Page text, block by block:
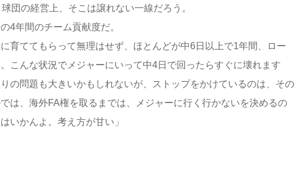
団の経営上、そこは譲れない一線だろう。
4年間のチーム貢献度だ。
育ててもらって無理はせず、ほとんどが中6日以上で1年間、ロー
こんな状況でメジャーにいって中4日で回ったらすぐに壊れます
の問題も大きいかもしれないが、ストップをかけているのは、その
は、海外FA権を取るまでは、メジャーに行く行かないを決めるの
いかんよ。考え方が甘い」